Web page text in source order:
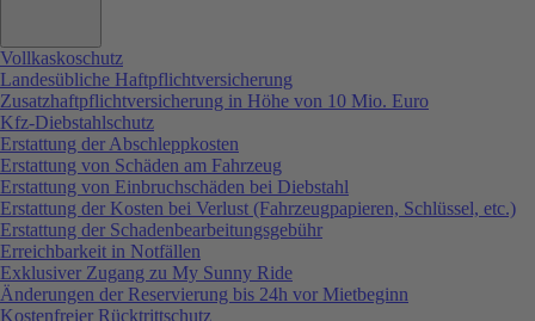
Vollkaskoschutz
Landesübliche Haftpflichtversicherung
Zusatzhaftpflichtversicherung in Höhe von 10 Mio. Euro
Kfz-Diebstahlschutz
Erstattung der Abschleppkosten
Erstattung von Schäden am Fahrzeug
Erstattung von Einbruchschäden bei Diebstahl
Erstattung der Kosten bei Verlust (Fahrzeugpapieren, Schlüssel, etc.)
Erstattung der Schadenbearbeitungsgebühr
Erreichbarkeit in Notfällen
Exklusiver Zugang zu My Sunny Ride
Änderungen der Reservierung bis 24h vor Mietbeginn
Kostenfreier Rücktrittschutz